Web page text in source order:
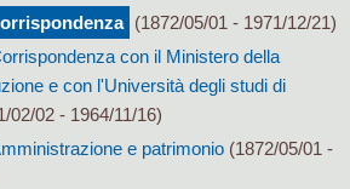
(1872/05/01 - 1971/12/21)
con il Ministero della
e con l'Università degli studi di
02/02 - 1964/11/16)
e patrimonio (1872/05/01 -